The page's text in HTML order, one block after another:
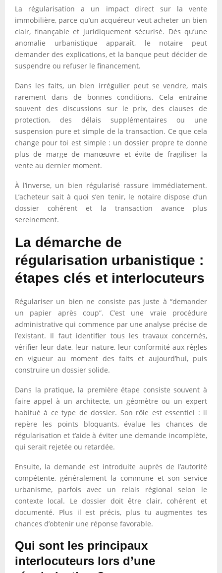
La régularisation a un impact direct sur la vente
immobilière, parce qu’un acquéreur veut acheter un bien
clair, finançable et juridiquement sécurisé. Dès qu’une
anomalie urbanistique apparaît, le notaire peut
demander des explications, et la banque peut décider de
suspendre ou refuser le financement.
Dans les faits, un bien irrégulier peut se vendre, mais
rarement dans de bonnes conditions. Cela entraîne
souvent des discussions sur le prix, des clauses de
protection, des délais supplémentaires ou une
suspension pure et simple de la transaction. Ce que cela
change pour toi est simple : un dossier propre te donne
plus de marge de manœuvre et évite de fragiliser la
vente au dernier moment.
À l’inverse, un bien régularisé rassure immédiatement.
L’acheteur sait à quoi s’en tenir, le notaire dispose d’un
dossier cohérent et la transaction avance plus
sereinement.
La démarche de
régularisation urbanistique :
étapes clés et interlocuteurs
Régulariser un bien ne consiste pas juste à “demander
un papier après coup”. C’est une vraie procédure
administrative qui commence par une analyse précise de
l’existant. Il faut identifier tous les travaux concernés,
vérifier leur date, leur nature, leur conformité aux règles
en vigueur au moment des faits et aujourd’hui, puis
construire un dossier solide.
Dans la pratique, la première étape consiste souvent à
faire appel à un architecte, un géomètre ou un expert
habitué à ce type de dossier. Son rôle est essentiel : il
repère les points bloquants, évalue les chances de
régularisation et t’aide à éviter une demande incomplète,
qui serait rejetée ou retardée.
Ensuite, la demande est introduite auprès de l’autorité
compétente, généralement la commune et son service
urbanisme, parfois avec un relais régional selon le
contexte local. Le dossier doit être clair, cohérent et
documenté. Plus il est précis, plus tu augmentes tes
chances d’obtenir une réponse favorable.
Qui sont les principaux
interlocuteurs lors d’une